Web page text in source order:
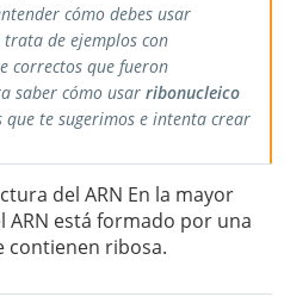
cómo debes usar
trata de ejemplos con
correctos que fueron
saber cómo usar ribonucleico
que te sugerimos e intenta crear
del ARN En la mayor
ARN está formado por una
contienen ribosa.